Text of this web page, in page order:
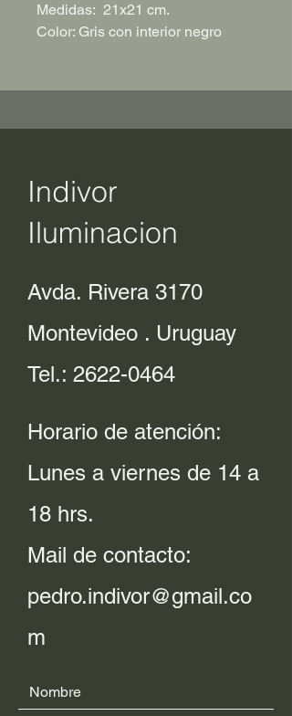
Medidas: 21x21 cm.
Color: Gris con interior negro
Indivor
Iluminacion
Avda. Rivera 3170
Montevideo . Uruguay
Tel.: 2622-0464
Horario de atención:
Lunes a viernes de 14 a
18 hrs.
Mail de contacto:
pedro.indivor@gmail.co
m